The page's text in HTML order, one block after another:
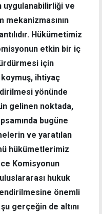
uygulanabilirliği ve
mekanizmasının
Hükümetimiz
etkin bir iç
için
ihtiyaç
yönünde
gelinen noktada,
bugüne
ve yaratılan
hükümetlerimiz
Komisyonun
hukuk
önemli
gerçeğin de altını